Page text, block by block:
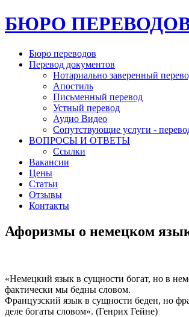
БЮРО
Бюро переводов
Перевод документов
Нотариально заверенный
Апостиль
Письменный перевод
Устный перевод
Аудио Видео
Сопутствующие услуги -
ВОПРОСЫ И ОТВЕТЫ
Ссылки
Вакансии
Цены
Статьи
Отзывы
Контакты
Афоризмы о немецком
«Немецкий язык в сущности богат, но в
фактически мы бедны словом.
Французский язык в сущности беден, но
деле богаты словом». (Генрих Гейне)